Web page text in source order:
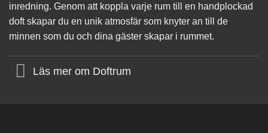
inredning. Genom att koppla varje rum till en handplockad
doft skapar du en unik atmosfär som knyter an till de
minnen som du och dina gäster skapar i rummet.
Läs mer om Doftrum